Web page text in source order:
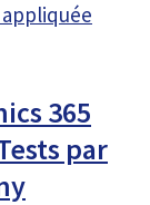
365
par